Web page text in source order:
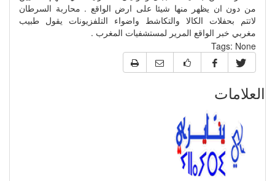
من دون ان يظهر منها شيئا على ارض الواقع . محاربة السرطان
لاتتم بحفلات الكالا والتكاشط واضواء التلفزيونات يقول طبيب
مغربي خبر الواقع المرير لمستشفيات المغرب .
Tags:None
العلامات